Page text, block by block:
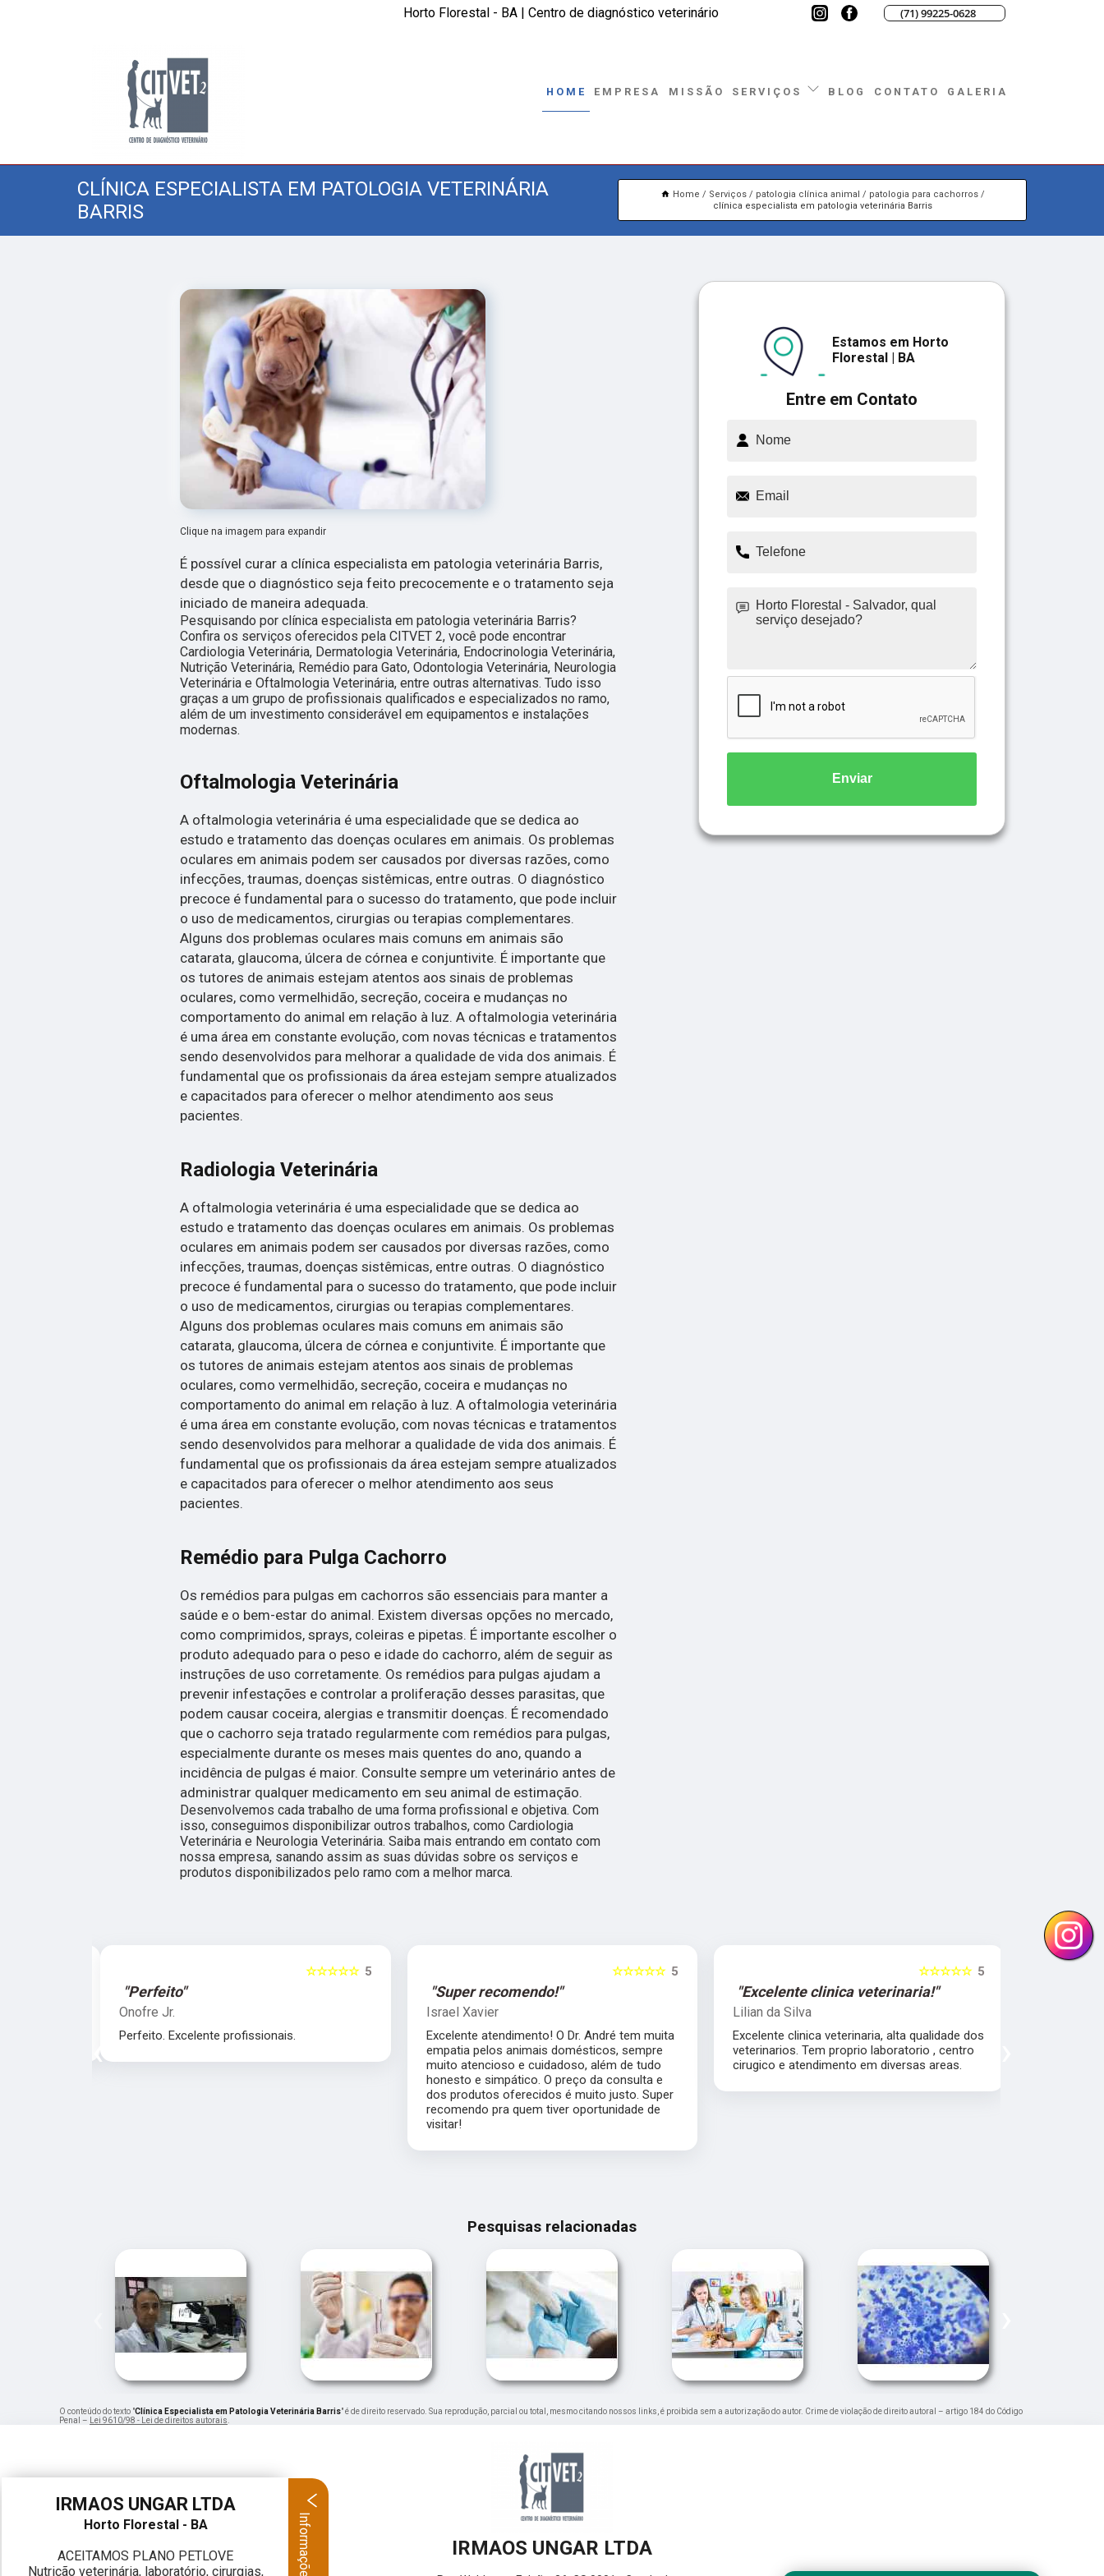
Horto Florestal - BA | Centro de diagnóstico veterinário (71) 99225-0628
HOME EMPRESA MISSÃO SERVIÇOS BLOG CONTATO GALERIA
CLÍNICA ESPECIALISTA EM PATOLOGIA VETERINÁRIA
BARRIS
Home Serviços patologia clínica animal
patologia para cachorros
clínica especialista em patologia veterinária Barris
Clique na imagem para expandir
É possível curar a clínica especialista em patologia veterinária Barris,
desde que o diagnóstico seja feito precocemente e o tratamento seja
iniciado de maneira adequada.
Pesquisando por clínica especialista em patologia veterinária Barris?
Confira os serviços oferecidos pela CITVET 2, você pode encontrar
Cardiologia Veterinária, Dermatologia Veterinária, Endocrinologia Veterinária,
Nutrição Veterinária, Remédio para Gato, Odontologia Veterinária, Neurologia
Veterinária e Oftalmologia Veterinária, entre outras alternativas. Tudo isso
graças a um grupo de profissionais qualificados e especializados no ramo,
além de um investimento considerável em equipamentos e instalações
modernas.
Oftalmologia Veterinária
A oftalmologia veterinária é uma especialidade que se dedica ao
estudo e tratamento das doenças oculares em animais. Os problemas
oculares em animais podem ser causados por diversas razões, como
infecções, traumas, doenças sistêmicas, entre outras. O diagnóstico
precoce é fundamental para o sucesso do tratamento, que pode incluir
o uso de medicamentos, cirurgias ou terapias complementares.
Alguns dos problemas oculares mais comuns em animais são
catarata, glaucoma, úlcera de córnea e conjuntivite. É importante que
os tutores de animais estejam atentos aos sinais de problemas
oculares, como vermelhidão, secreção, coceira e mudanças no
comportamento do animal em relação à luz. A oftalmologia veterinária
é uma área em constante evolução, com novas técnicas e tratamentos
sendo desenvolvidos para melhorar a qualidade de vida dos animais. É
fundamental que os profissionais da área estejam sempre atualizados
e capacitados para oferecer o melhor atendimento aos seus
pacientes.
Radiologia Veterinária
A oftalmologia veterinária é uma especialidade que se dedica ao
estudo e tratamento das doenças oculares em animais. Os problemas
oculares em animais podem ser causados por diversas razões, como
infecções, traumas, doenças sistêmicas, entre outras. O diagnóstico
precoce é fundamental para o sucesso do tratamento, que pode incluir
o uso de medicamentos, cirurgias ou terapias complementares.
Alguns dos problemas oculares mais comuns em animais são
catarata, glaucoma, úlcera de córnea e conjuntivite. É importante que
os tutores de animais estejam atentos aos sinais de problemas
oculares, como vermelhidão, secreção, coceira e mudanças no
comportamento do animal em relação à luz. A oftalmologia veterinária
é uma área em constante evolução, com novas técnicas e tratamentos
sendo desenvolvidos para melhorar a qualidade de vida dos animais. É
fundamental que os profissionais da área estejam sempre atualizados
e capacitados para oferecer o melhor atendimento aos seus
pacientes.
Remédio para Pulga Cachorro
Os remédios para pulgas em cachorros são essenciais para manter a
saúde e o bem-estar do animal. Existem diversas opções no mercado,
como comprimidos, sprays, coleiras e pipetas. É importante escolher o
produto adequado para o peso e idade do cachorro, além de seguir as
instruções de uso corretamente. Os remédios para pulgas ajudam a
prevenir infestações e controlar a proliferação desses parasitas, que
podem causar coceira, alergias e transmitir doenças. É recomendado
que o cachorro seja tratado regularmente com remédios para pulgas,
especialmente durante os meses mais quentes do ano, quando a
incidência de pulgas é maior. Consulte sempre um veterinário antes de
administrar qualquer medicamento em seu animal de estimação.
Desenvolvemos cada trabalho de uma forma profissional e objetiva. Com
isso, conseguimos disponibilizar outros trabalhos, como Cardiologia
Veterinária e Neurologia Veterinária. Saiba mais entrando em contato com
nossa empresa, sanando assim as suas dúvidas sobre os serviços e
produtos disponibilizados pelo ramo com a melhor marca.
Entre em Contato
Estamos em Horto
Florestal | BA
Enviar
5
☆☆☆☆☆
"Perfeito"
Onofre Jr.
Perfeito. Excelente profissionais.
5
☆☆☆☆☆
"Super recomendo!"
Israel Xavier
Excelente atendimento! O Dr. André tem muita
empatia pelos animais domésticos, sempre
muito atencioso e cuidadoso, além de tudo
honesto e simpático. O preço da consulta e
dos produtos oferecidos é muito justo. Super
recomendo pra quem tiver oportunidade de
visitar!
5
☆☆☆☆☆
"Excelente clinica veterinaria!"
Lilian da Silva
Excelente clinica veterinaria, alta qualidade dos
veterinarios. Tem proprio laboratorio , centro
cirugico e atendimento em diversas areas.
‹
Pesquisas relacionadas
O conteúdo do texto "Clínica Especialista em Patologia Veterinária Barris" é de direito reservado. Sua reprodução, parcial ou total, mesmo citando nossos links, é proibida sem a autorização do autor. Crime de violação de direito autoral – artigo 184 do Código
Penal –
Lei 9610/98 - Lei de direitos autorais
IRMAOS UNGAR LTDA
IRMAOS UNGAR LTDA
Horto Florestal - BA
ACEITAMOS PLANO PETLOVE
Nutrição veterinária, laboratório, cirurgias,
Informações